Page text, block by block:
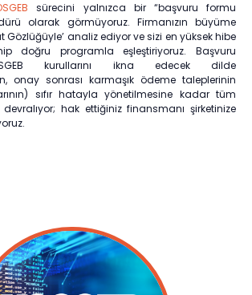
sürecini yalnızca bir “başvuru formu
olarak görmüyoruz. Firmanızın büyüme
Gözlüğüyle’ analiz ediyor ve sizi en yüksek hibe
doğru programla eşleştiriyoruz. Başvuru
kurullarını ikna edecek dilde
onay sonrası karmaşık ödeme taleplerinin
sıfır hatayla yönetilmesine kadar tüm
hak ettiğiniz finansmanı şirketinize